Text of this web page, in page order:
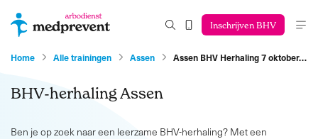
Inschrijven BHV
Home Alle trainingen Assen Assen BHV Herhaling 7 oktober…
BHV-herhaling Assen
Ben je op zoek naar een leerzame BHV-herhaling? Met een